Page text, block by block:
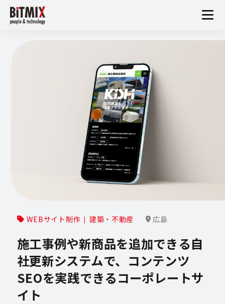
WEBサイト制作 建築・不動産 広島
施工事例や新商品を追加できる自
社更新システムで、コンテンツ
SEOを実践できるコーポレートサ
イト